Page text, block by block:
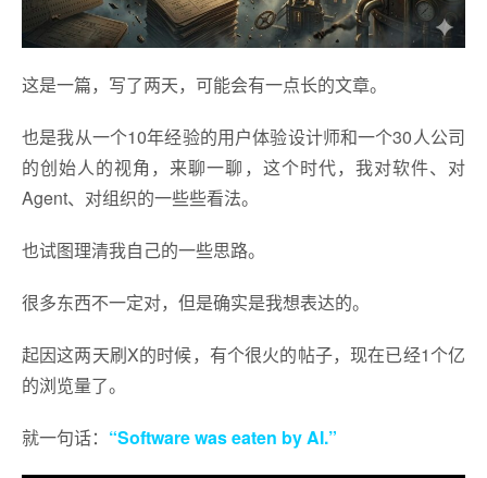
这是一篇，写了两天，可能会有一点长的文章。
也是我从一个10年经验的用户体验设计师和一个30人公司
的创始人的视角，来聊一聊，这个时代，我对软件、对
Agent、对组织的一些些看法。
也试图理清我自己的一些思路。
很多东西不一定对，但是确实是我想表达的。
起因这两天刷X的时候，有个很火的帖子，现在已经1个亿
的浏览量了。
就一句话： “Software was eaten by AI.”